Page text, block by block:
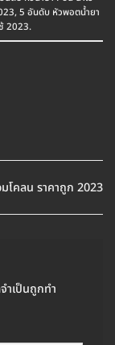
, 5 อันดับ หัวพอตน้ำยา
2023.
โคลน ราคาถูก 2023
ำเป็นถูกทำ